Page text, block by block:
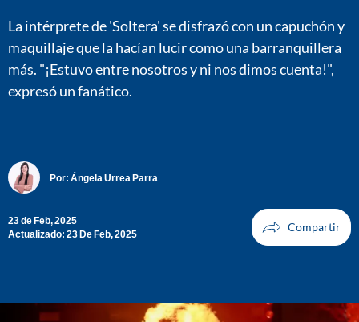
La intérprete de 'Soltera' se disfrazó con un capuchón y
maquillaje que la hacían lucir como una barranquillera
más. "¡Estuvo entre nosotros y ni nos dimos cuenta!",
expresó un fanático.
Por: Ángela Urrea Parra
23 de Feb, 2025
Actualizado: 23 De Feb, 2025